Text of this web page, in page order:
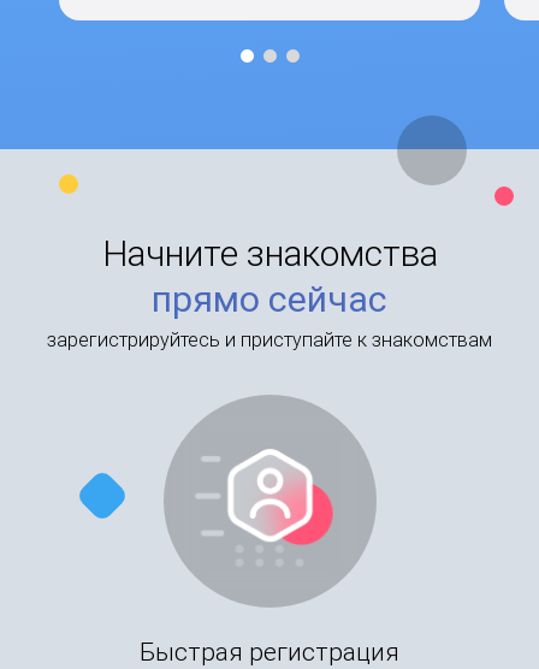
Начните знакомства
прямо сейчас
зарегистрируйтесь и приступайте к знакомствам
Быстрая регистрация